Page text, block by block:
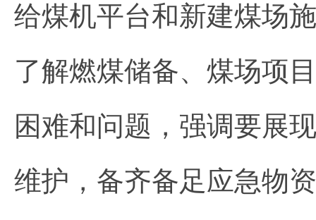
给煤机平台和新建煤场
了解燃煤储备、煤场项
困难和问题，强调要展
维护，备齐备足应急物